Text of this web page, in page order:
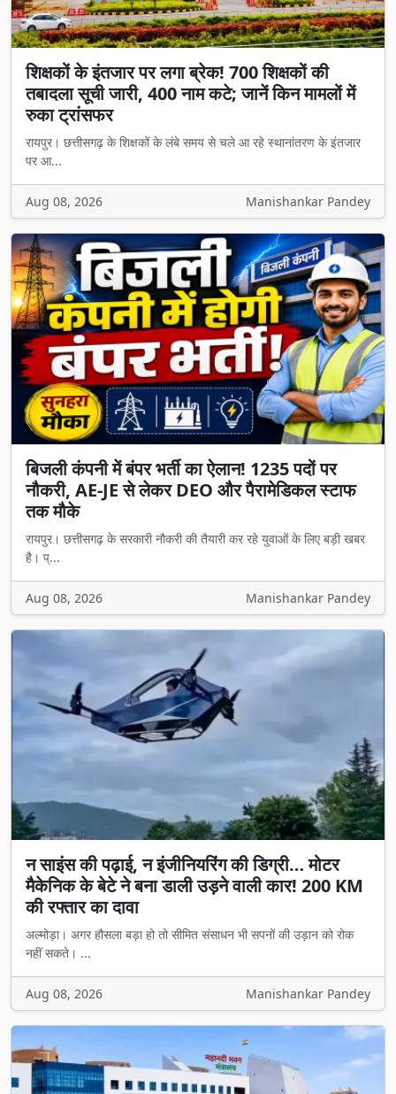
शिक्षकों के इंतजार पर लगा ब्रेक! 700 शिक्षकों की
तबादला सूची जारी, 400 नाम कटे; जानें किन मामलों में
रुका ट्रांसफर
रायपुर। छत्तीसगढ़ के शिक्षकों के लंबे समय से चले आ रहे स्थानांतरण के इंतजार
पर आ...
Aug 08, 2026 Manishankar Pandey
बिजली कंपनी में बंपर भर्ती का ऐलान! 1235 पदों पर
नौकरी, AE-JE से लेकर DEO और पैरामेडिकल स्टाफ
तक मौके
रायपुर। छत्तीसगढ़ के सरकारी नौकरी की तैयारी कर रहे युवाओं के लिए बड़ी खबर
है। प्...
Aug 08, 2026 Manishankar Pandey
न साइंस की पढ़ाई, न इंजीनियरिंग की डिग्री… मोटर
मैकेनिक के बेटे ने बना डाली उड़ने वाली कार! 200 KM
की रफ्तार का दावा
अल्मोड़ा। अगर हौसला बड़ा हो तो सीमित संसाधन भी सपनों की उड़ान को रोक
नहीं सकते। ...
Aug 08, 2026 Manishankar Pandey